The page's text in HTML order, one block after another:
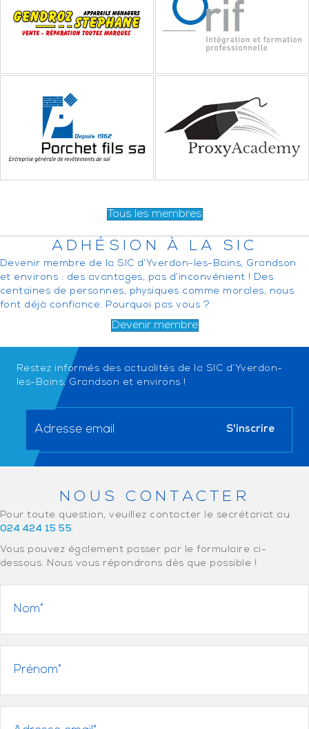
Tous les membres
ADHÉSION À LA SIC
Devenir membre de la SIC d’Yverdon-les-Bains, Grandson
et environs : des avantages, pas d’inconvénient ! Des
centaines de personnes, physiques comme morales, nous
font déjà confiance. Pourquoi pas vous ?
Devenir membre
Restez informés des actualités de la SIC d’Yverdon-
les-Bains, Grandson et environs !
NOUS CONTACTER
Pour toute question, veuillez contacter le secrétariat au
024 424 15 55.
Vous pouvez également passer par le formulaire ci-
dessous. Nous vous répondrons dès que possible !